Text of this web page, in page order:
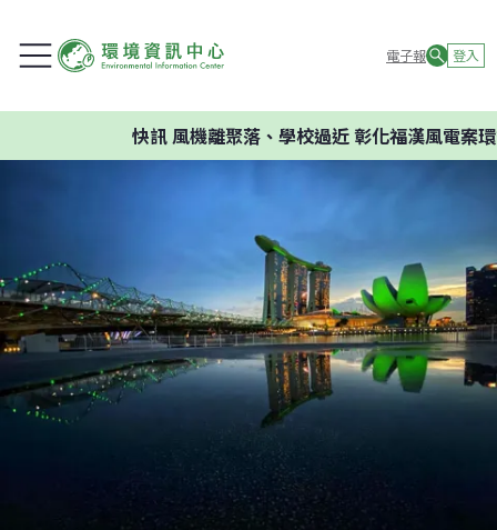
電子報 登入
風機離聚落、學校過近 彰化福漢風電案環委建